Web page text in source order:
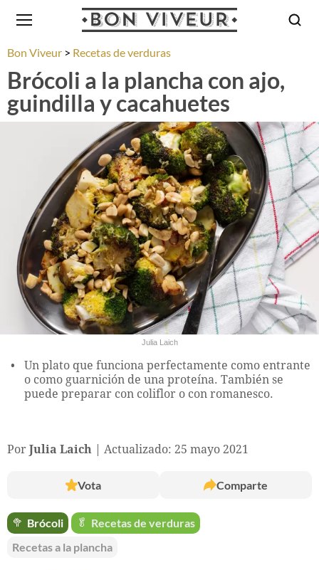
Bon Viveur Recetas de verduras
Brócoli a la plancha con ajo,
guindilla y cacahuetes
Julia Laich
Un plato que funciona perfectamente como entrante
o como guarnición de una proteína. También se
puede preparar con coliflor o con romanesco.
Por Julia Laich Actualizado: 25 mayo 2021
Vota Comparte
🥦 Brócoli 🥬 Recetas de verduras
Recetas a la plancha